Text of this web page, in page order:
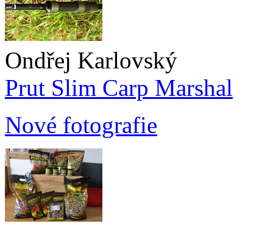
Ondřej Karlovský
Prut Slim Carp Marshal
Nové fotografie